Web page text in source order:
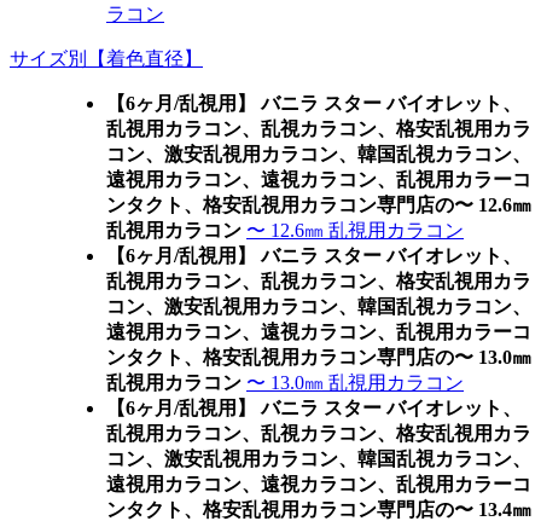
ラコン
サイズ別【着色直径】
【6ヶ月/乱視用】 バニラ スター バイオレット、
乱視用カラコン、乱視カラコン、格安乱視用カラ
コン、激安乱視用カラコン、韓国乱視カラコン、
遠視用カラコン、遠視カラコン、乱視用カラーコ
ンタクト、格安乱視用カラコン専門店の〜 12.6㎜
乱視用カラコン 〜 12.6㎜ 乱視用カラコン
【6ヶ月/乱視用】 バニラ スター バイオレット、
乱視用カラコン、乱視カラコン、格安乱視用カラ
コン、激安乱視用カラコン、韓国乱視カラコン、
遠視用カラコン、遠視カラコン、乱視用カラーコ
ンタクト、格安乱視用カラコン専門店の〜 13.0㎜
乱視用カラコン 〜 13.0㎜ 乱視用カラコン
【6ヶ月/乱視用】 バニラ スター バイオレット、
乱視用カラコン、乱視カラコン、格安乱視用カラ
コン、激安乱視用カラコン、韓国乱視カラコン、
遠視用カラコン、遠視カラコン、乱視用カラーコ
ンタクト、格安乱視用カラコン専門店の〜 13.4㎜